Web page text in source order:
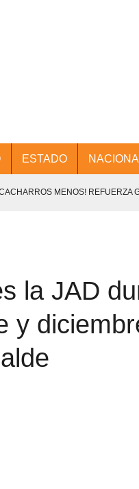
ESTADO
MENOS! REFUERZA
ENCABEZA BETO GRANADOS
ENCANTO DE LAS PLAYAS DEL
la JAD
y